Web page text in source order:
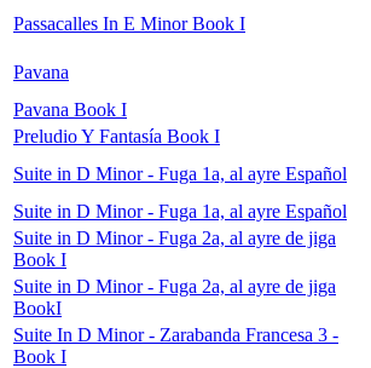
Passacalles In E Minor Book I
Pavana
Pavana Book I
Preludio Y Fantasía Book I
Suite in D Minor - Fuga 1a, al ayre Español
Suite in D Minor - Fuga 1a, al ayre Español
Suite in D Minor - Fuga 2a, al ayre de jiga
Book I
Suite in D Minor - Fuga 2a, al ayre de jiga
BookI
Suite In D Minor - Zarabanda Francesa 3 -
Book I